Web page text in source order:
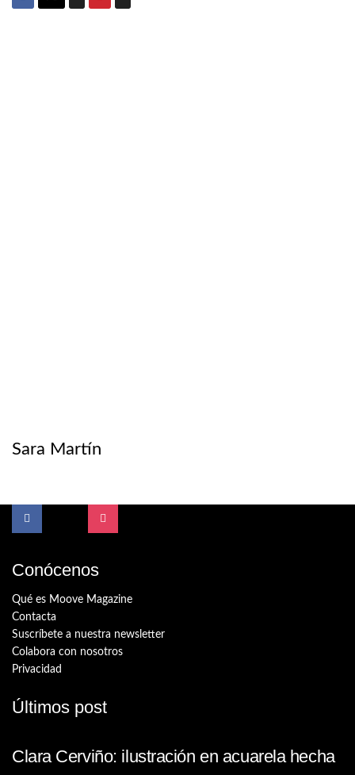
Sara Martín
Conócenos
Qué es Moove Magazine
Contacta
Suscríbete a nuestra newsletter
Colabora con nosotros
Privacidad
Últimos post
Clara Cerviño: ilustración en acuarela hecha